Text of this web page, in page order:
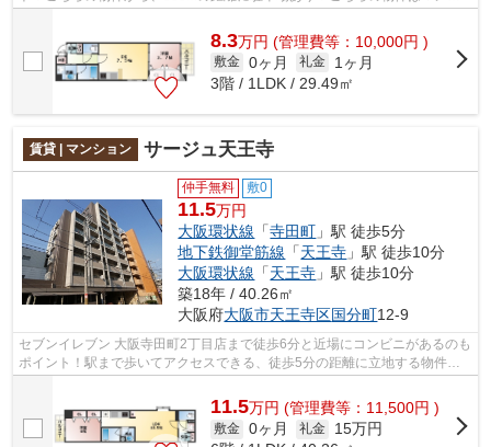
8.3万円 (管理費等：10,000円 )
敷金 0ヶ月 礼金
1ヶ月
3階 / 1LDK / 29.49㎡
賃貸 | マンション サージュ天王寺
仲手無料 敷0
11.5万円
大阪環状線 「寺田町 」駅 徒歩5分
地下鉄御堂筋線 「天王寺 」駅 徒歩10分
大阪環状線 「天王寺 」駅 徒歩10分
築18年 / 40.26㎡
大阪府大阪市天王寺区国分町12-9
セブンイレブン 大阪寺田町2丁目店まで徒歩6分と近場にコンビニがあるのも
ポイント！駅まで歩いてアクセスできる、徒歩5分の距離に立地する物件で
す！魅力的な眺めが楽しめるエリアの...
11.5万円 (管理費等：11,500円 )
敷金 0ヶ月 礼金
15万円